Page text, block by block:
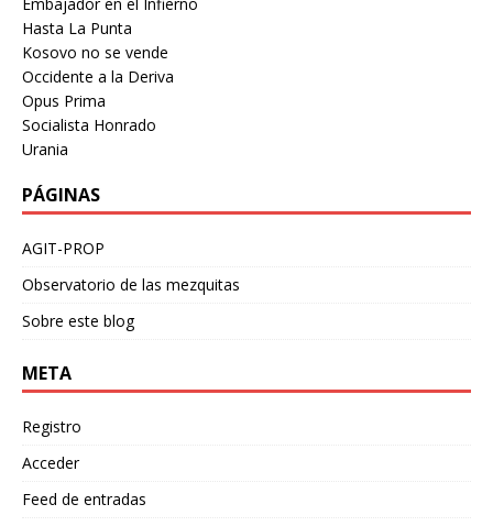
Hasta La Punta
Kosovo no se vende
Occidente a la Deriva
Opus Prima
Socialista Honrado
Urania
PÁGINAS
AGIT-PROP
Observatorio de las mezquitas
Sobre este blog
META
Registro
Acceder
Feed de entradas